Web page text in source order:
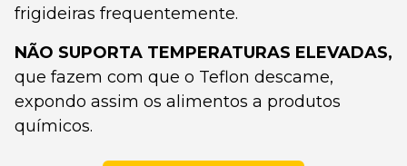
frigideiras frequentemente.
NÃO SUPORTA TEMPERATURAS ELEVADAS,
que fazem com que o Teflon descame,
expondo assim os alimentos a produtos
químicos.